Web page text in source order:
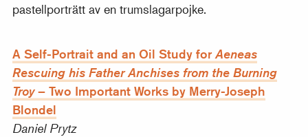
pastellporträtt av en trumslagarpojke.
A Self-Portrait and an Oil Study forAeneas
Rescuing his Father Anchises from the Burning
Troy– Two Important Works by Merry-Joseph
Blondel
Daniel Prytz